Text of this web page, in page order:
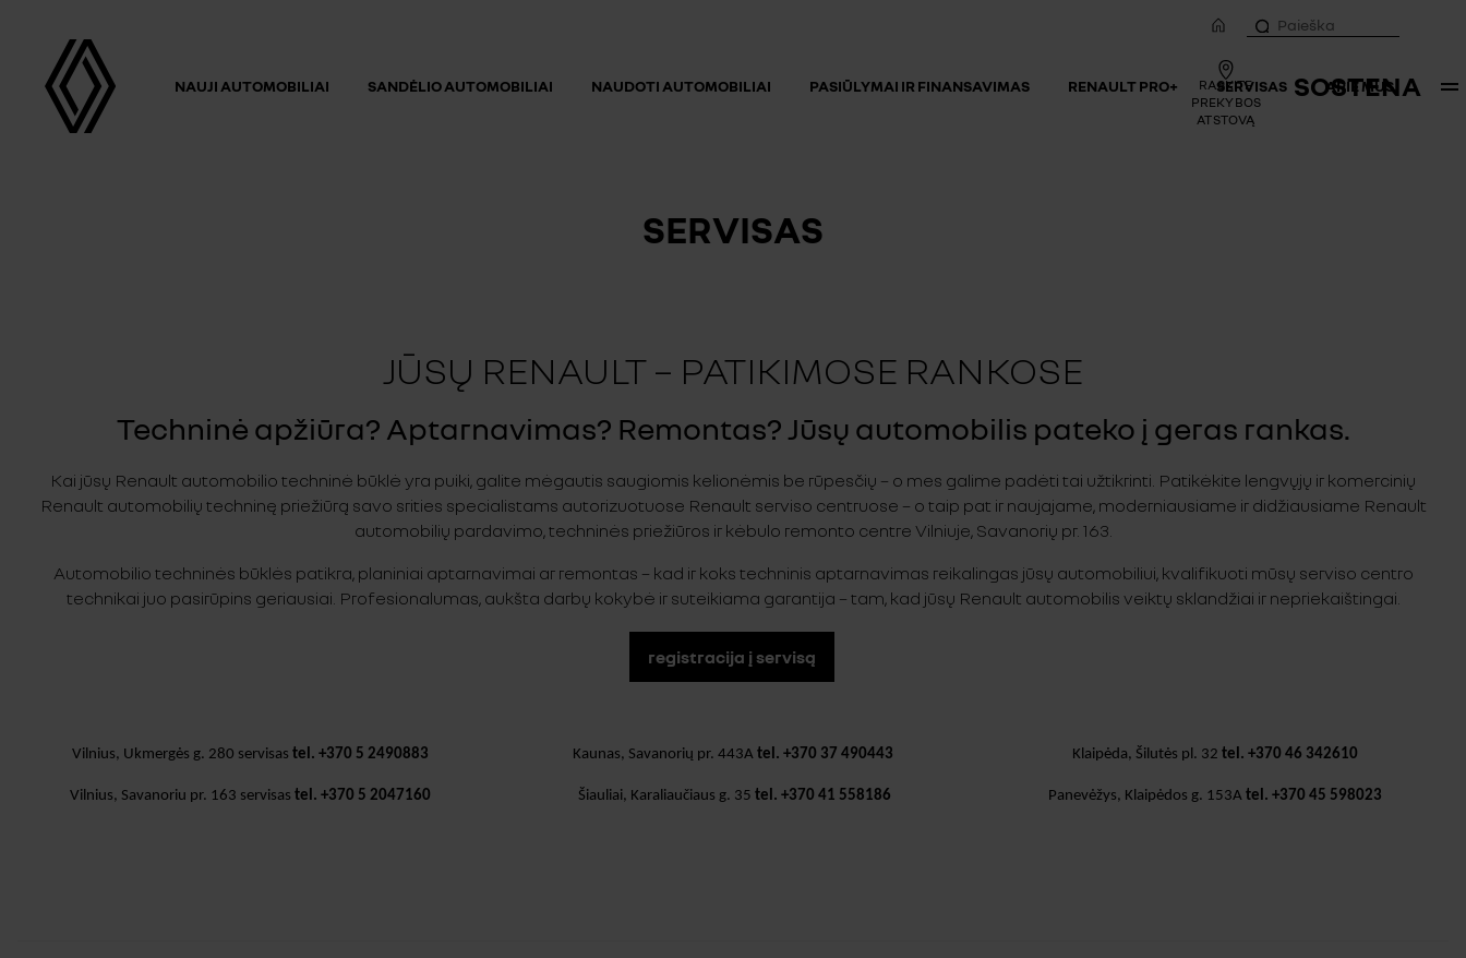
RASKITE
PREKYBOS
ATSTOVĄ
SOSTENA
NAUJI AUTOMOBILIAI SANDĖLIO AUTOMOBILIAI NAUDOTI AUTOMOBILIAI PASIŪLYMAI IR FINANSAVIMAS RENAULT PRO+ SERVISAS APIE MUS
SERVISAS
JŪSŲ RENAULT – PATIKIMOSE RANKOSE
Techninė apžiūra? Aptarnavimas? Remontas? Jūsų automobilis pateko į geras rankas.
Kai jūsų Renault automobilio techninė būklė yra puiki, galite mėgautis saugiomis kelionėmis be rūpesčių – o mes galime padėti tai užtikrinti. Patikėkite lengvųjų ir komercinių
Renault automobilių techninę priežiūrą savo srities specialistams autorizuotuose Renault serviso centruose – o taip pat ir naujajame, moderniausiame ir didžiausiame Renault
automobilių pardavimo, techninės priežiūros ir kėbulo remonto centre Vilniuje, Savanorių pr. 163.
Automobilio techninės būklės patikra, planiniai aptarnavimai ar remontas – kad ir koks techninis aptarnavimas reikalingas jūsų automobiliui, kvalifikuoti mūsų serviso centro
technikai juo pasirūpins geriausiai. Profesionalumas, aukšta darbų kokybė ir suteikiama garantija – tam, kad jūsų Renault automobilis veiktų sklandžiai ir nepriekaištingai.
registracija į servisą
Vilnius, Ukmergės g. 280 servisastel. +370 5 2490883
Vilnius, Savanoriu pr. 163 servisastel.+370 5 2047160
Kaunas, Savanorių pr. 443A tel. +370 37 490443
Šiauliai, Karaliaučiaus g. 35 tel. +370 41 558186
Klaipėda, Šilutės pl. 32tel. +370 46 342610
Panevėžys, Klaipėdos g. 153Atel. +370 45 598023